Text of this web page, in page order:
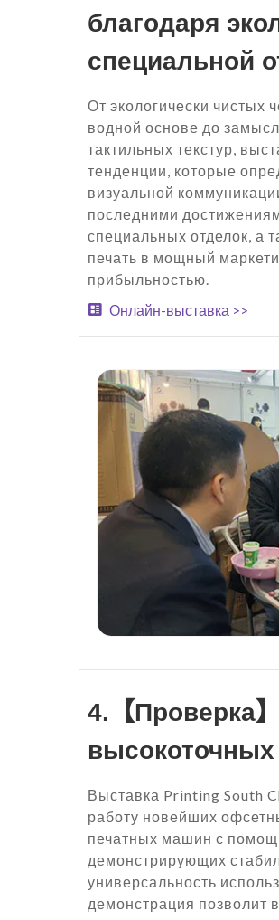
благодаря
специальной
От экологически чистых
водной основе до
тактильных текстур,
тенденции, которые
визуальной
последними
специальных отделок, а
печать в мощный
прибыльностью.
Онлайн-выставка >>
4.【Проверка
высокоточных
Выставка Printing South
работу новейших
печатных машин с
демонстрирующих
универсальность
демонстрация позволит